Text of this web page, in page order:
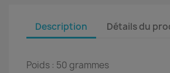
Description Détails du
Poids : 50 grammes